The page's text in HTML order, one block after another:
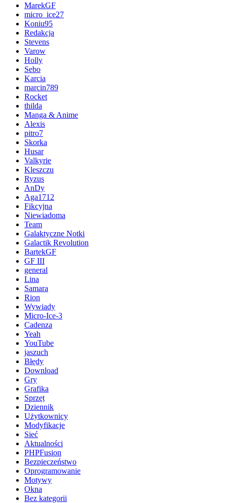
MarekGF
micro_ice27
Koniu95
Redakcja
Stevens
Varow
Holly
Sebo
Karcia
marcin789
Rocket
thilda
Manga & Anime
Alexis
pitro7
Skorka
Husar
Valkyrie
Kleszczu
Ryzus
AnDy
Aga1712
Fikcyjna
Niewiadoma
Team
Galaktyczne Notki
Galactik Revolution
BartekGF
GF III
general
Lina
Samara
Rion
Wywiady
Micro-Ice-3
Cadenza
Yeah
YouTube
jaszuch
Błędy
Download
Gry
Grafika
Sprzęt
Dziennik
Użytkownicy
Modyfikacje
Sieć
Aktualności
PHPFusion
Bezpieczeństwo
Oprogramowanie
Motywy
Okna
Bez kategorii